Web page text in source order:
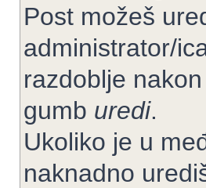
Post možeš
administrator/
razdoblje
gumb uredi.
Ukoliko je u
naknadno